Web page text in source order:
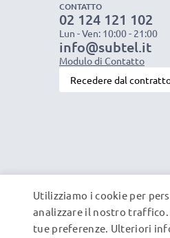
CONTATTO
02 124 121 102
Lun - Ven: 10:00 - 21:00
info@subtel.it
Modulo di Contatto
Recedere dal
Utilizziamo i cookie per
analizzare il nostro
tue preferenze. Ulteriori